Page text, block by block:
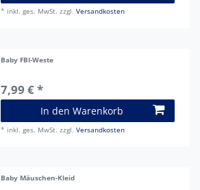
* inkl. ges. MwSt. zzgl.Versandkosten
Baby FBI-Weste
7,99 € *
In den Warenkorb
* inkl. ges. MwSt. zzgl.Versandkosten
Baby Mäuschen-Kleid